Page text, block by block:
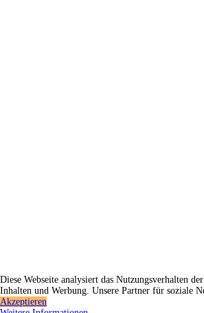
Diese Webseite analysiert das Nutzungsverhalten
Inhalten und Werbung. Unsere Partner für soziale
Akzeptieren